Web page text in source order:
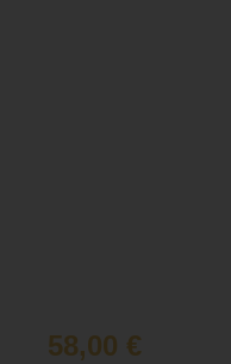
58,00 €